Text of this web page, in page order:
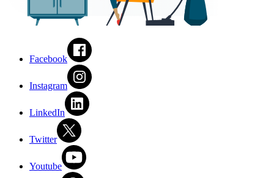
Facebook
Instagram
LinkedIn
Twitter
Youtube